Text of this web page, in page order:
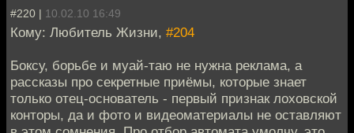
#220 | 10.02.10 16:49
Кому: Любитель Жизни, #204
Боксу, борьбе и муай-таю не нужна реклама, а
рассказы про секретные приёмы, которые знает
только отец-основатель - первый признак лоховской
конторы, да и фото и видеоматериалы не оставляют